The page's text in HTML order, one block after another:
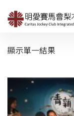
顯示單一結果